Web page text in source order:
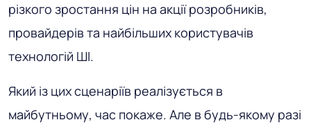
різкого зростання цін на акції розробників,
провайдерів та найбільших користувачів
технологій ШІ.
Який із цих сценаріїв реалізується в
майбутньому, час покаже. Але в будь-якому разі